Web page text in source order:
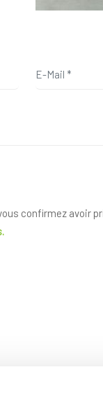
confirmez